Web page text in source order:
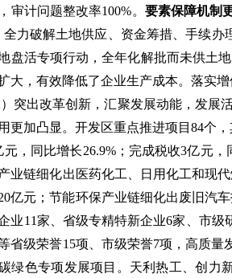
审计问题整改率100%。 要素保障机制
全力破解土地供应、资金筹措、手续
盘活专项行动，全年化解批而未供土
大，有效降低了企业生产成本。 落实
）突出改革创新，汇聚发展动能，发展
更加凸显 。 开发区重点推进项目 84个
元，同比增长26.9%；完成税收3亿元，
业链细化出 医药化工、日用化工和现
亿元；节能环保产业链细化出废旧汽
业11家、省级专精特新企业6家、市
省级荣誉15项、市级荣誉7项，高质
绿色专项发展项目。天利热工、创力